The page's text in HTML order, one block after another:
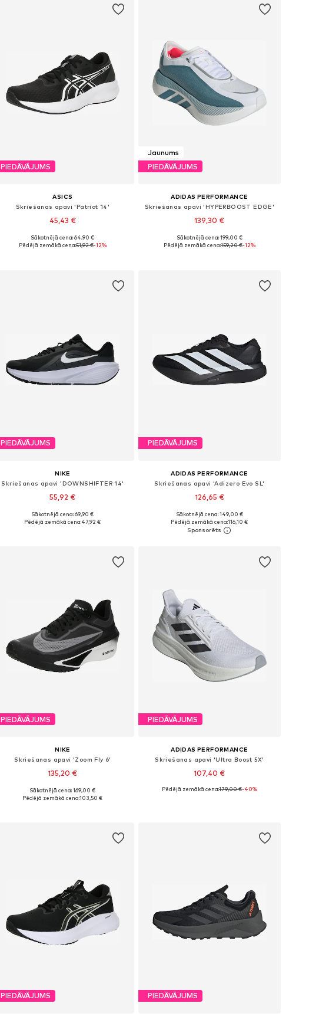
PIEDĀVĀJUMS
ASICS
Skriešanas apavi 'Patriot 14'
45,43 €
Pieejams daudzos izmēros
Sākotnējā cena: 64,90 €
Pēdējā zemākā cena:51,92 €-12%
Jaunums
PIEDĀVĀJUMS
ADIDAS PERFORMANCE
Skriešanas apavi 'HYPERBOOST EDGE'
139,30 €
Pieejams daudzos izmēros
Sākotnējā cena: 199,00 €
Pēdējā zemākā cena:159,20 €-12%
PIEDĀVĀJUMS
NIKE
Skriešanas apavi 'DOWNSHIFTER 14'
55,92 €
Pieejams daudzos izmēros
Sākotnējā cena: 69,90 €
Pēdējā zemākā cena:47,92 €
PIEDĀVĀJUMS
ADIDAS PERFORMANCE
Skriešanas apavi 'Adizero Evo SL'
126,65 €
+3
Pieejams daudzos izmēros
Pievienot grozam
Sākotnējā cena: 149,00 €
Pēdējā zemākā cena:116,10 €
PIEDĀVĀJUMS
NIKE
Skriešanas apavi 'Zoom Fly 6'
135,20 €
Pieejams daudzos izmēros
Sākotnējā cena: 169,00 €
Pēdējā zemākā cena:103,50 €
PIEDĀVĀJUMS
ADIDAS PERFORMANCE
Skriešanas apavi 'Ultra Boost 5X'
107,40 €
Pieejams daudzos izmēros
Pēdējā zemākā cena:179,00 €-40%
PIEDĀVĀJUMS PIEDĀVĀJUMS